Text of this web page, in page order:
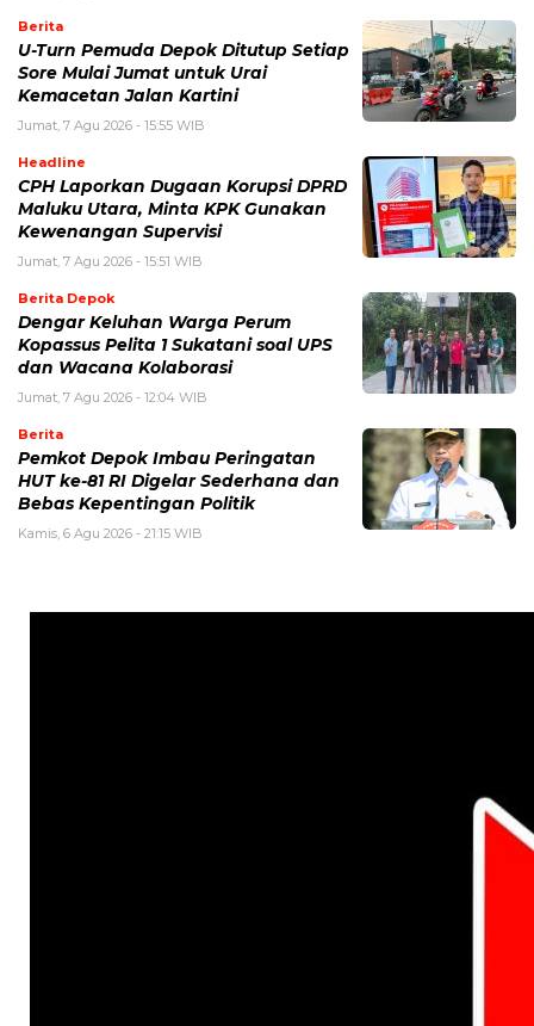
Berita
U-Turn Pemuda Depok Ditutup Setiap
Sore Mulai Jumat untuk Urai
Kemacetan Jalan Kartini
Jumat, 7 Agu 2026 - 15:55 WIB
Headline
CPH Laporkan Dugaan Korupsi DPRD
Maluku Utara, Minta KPK Gunakan
Kewenangan Supervisi
Jumat, 7 Agu 2026 - 15:51 WIB
Berita Depok
Dengar Keluhan Warga Perum
Kopassus Pelita 1 Sukatani soal UPS
dan Wacana Kolaborasi
Jumat, 7 Agu 2026 - 12:04 WIB
Berita
Pemkot Depok Imbau Peringatan
HUT ke-81 RI Digelar Sederhana dan
Bebas Kepentingan Politik
Kamis, 6 Agu 2026 - 21:15 WIB